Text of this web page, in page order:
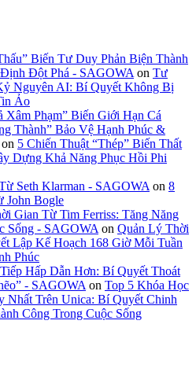
Biến Tư Duy Phản Biện Thành
Đột Phá - SAGOWA on Tư
Nguyên AI: Bí Quyết Không Bị
Ảo
Xâm Phạm” Biến Giới Hạn Cá
Thành” Bảo Vệ Hạnh Phúc &
on 5 Chiến Thuật “Thép” Biến Thất
Dựng Khả Năng Phục Hồi Phi
Seth Klarman - SAGOWA on 8
John Bogle
Gian Từ Tim Ferriss: Tăng Năng
Sống - SAGOWA on Quản Lý Thời
Lập Kế Hoạch 168 Giờ Mỗi Tuần
Phúc
Hấp Dẫn Hơn: Bí Quyết Thoát
- SAGOWA on Top 5 Khóa Học
Nhất Trên Unica: Bí Quyết Chinh
Công Trong Cuộc Sống